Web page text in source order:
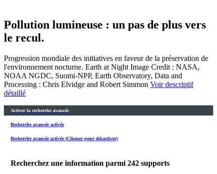
Pollution lumineuse : un pas de plus vers
le recul.
Progression mondiale des initiatives en faveur de la préservation de
l'environnement nocturne. Earth at Night Image Credit : NASA,
NOAA NGDC, Suomi-NPP, Earth Observatory, Data and
Processing : Chris Elvidge and Robert Simmon Voir descriptif
détaillé
Activer la recherche avancée
Recherche avancée activée
Recherche avancée activée (Cliquer pour désactiver)
Recherchez une information parmi 242 supports